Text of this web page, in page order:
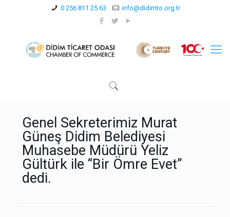
0 256 811 25 63 info@didimto.org.tr
Genel Sekreterimiz Murat
Güneş Didim Belediyesi
Muhasebe Müdürü Yeliz
Gültürk ile “Bir Ömre Evet”
dedi.